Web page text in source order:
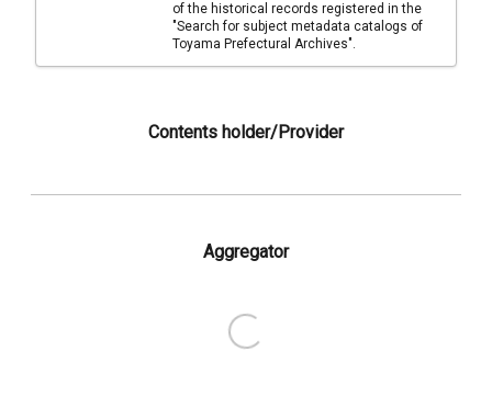
of the historical records registered in the
"Search for subject metadata catalogs of
Toyama Prefectural Archives".
Contents holder/Provider
Aggregator